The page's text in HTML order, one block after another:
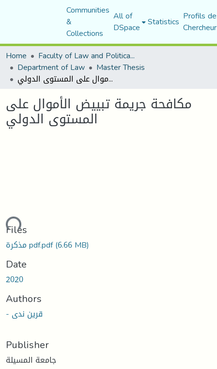
Communities
&
Collections
All of
DSpace Statistics Profils
Home
Faculty of Law and Political Science
Department of Law Master Thesis
مكافحة جريمة تبييض الأموال على المستوى الدولي
مكافحة جريمة تبييض الأموال على
المستوى الدولي
Files
مذكرة pdf.pdf(6.66 MB)
Date
2020
Authors
- قرين ندى
Publisher
جامعة المسيلة